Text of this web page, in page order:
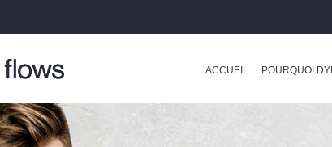
ACCUEIL POURQUOI